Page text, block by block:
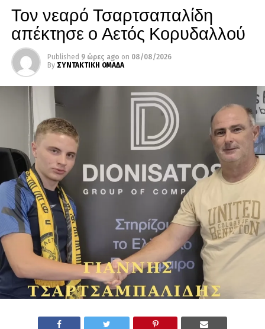
Τον νεαρό Τσαρτσαπαλίδη
απέκτησε ο Αετός Κορυδαλλού
Published 9 ώρες ago on 08/08/2026
By ΣΥΝΤΑΚΤΙΚΗ ΟΜΑΔΑ